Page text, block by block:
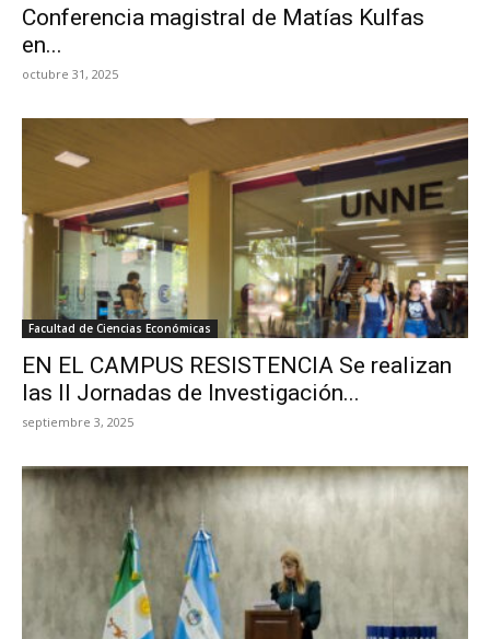
Conferencia magistral de Matías Kulfas
en...
octubre 31, 2025
Facultad de Ciencias Económicas
EN EL CAMPUS RESISTENCIA Se realizan
las II Jornadas de Investigación...
septiembre 3, 2025